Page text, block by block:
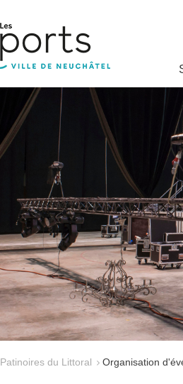
Patinoires du Littoral Organisation